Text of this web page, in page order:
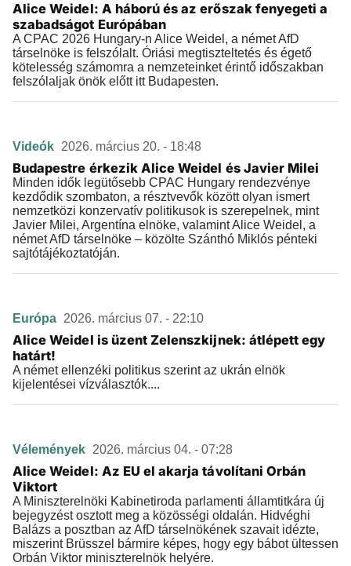
Alice Weidel: A háború és az erőszak fenyegeti a
szabadságot Európában
A CPAC 2026 Hungary-n Alice Weidel, a német AfD
társelnöke is felszólalt. Óriási megtiszteltetés és égető
kötelesség számomra a nemzeteinket érintő időszakban
felszólaljak önök előtt itt Budapesten.
Videók 2026. március 20. - 18:48
Budapestre érkezik Alice Weidel és Javier Milei
Minden idők legütősebb CPAC Hungary rendezvénye
kezdődik szombaton, a résztvevők között olyan ismert
nemzetközi konzervatív politikusok is szerepelnek, mint
Javier Milei, Argentína elnöke, valamint Alice Weidel, a
német AfD társelnöke – közölte Szánthó Miklós pénteki
sajtótájékoztatóján.
Európa 2026. március 07. - 22:10
Alice Weidel is üzent Zelenszkijnek: átlépett egy
határt!
A német ellenzéki politikus szerint az ukrán elnök
kijelentései vízválasztók....
Vélemények 2026. március 04. - 07:28
Alice Weidel: Az EU el akarja távolítani Orbán
Viktort
A Miniszterelnöki Kabinetiroda parlamenti államtitkára új
bejegyzést osztott meg a közösségi oldalán. Hidvéghi
Balázs a posztban az AfD társelnökének szavait idézte,
miszerint Brüsszel bármire képes, hogy egy bábot ültessen
Orbán Viktor miniszterelnök helyére.